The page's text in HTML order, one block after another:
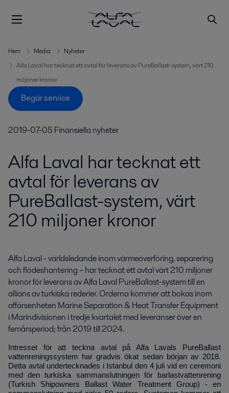
Hem Media
Nyheter
Alfa Laval har tecknat ett avtal för leverans av PureBallast-system, värt 210
miljoner kronor
Begär service
2019-07-05 Finansiella nyheter
Alfa Laval har tecknat ett
avtal för leverans av
PureBallast-system, värt
210 miljoner kronor
Alfa Laval - världsledande inom värmeöverföring, separering
och flödeshantering – har tecknat ett avtal värt 210 miljoner
kronor för leverans av Alfa Laval PureBallast-system till en
allians av turkiska rederier. Orderna kommer att bokas inom
affärsenheten Marine Separation & Heat Transfer Equipment
i Marindivisionen i tredje kvartalet med leveranser över en
femårsperiod; från 2019 till 2024.
Intresset för att teckna avtal på Alfa Lavals PureBallast
vattenreningssystem har gradvis ökat sedan början av 2018.
Detta avtal undertecknades i Istanbul den 4 juli vid en ceremoni
med den turkiska sammanslutningen för barlastvattenrening
(Turkish Shipowners Ballast Water Treatment Group) - en